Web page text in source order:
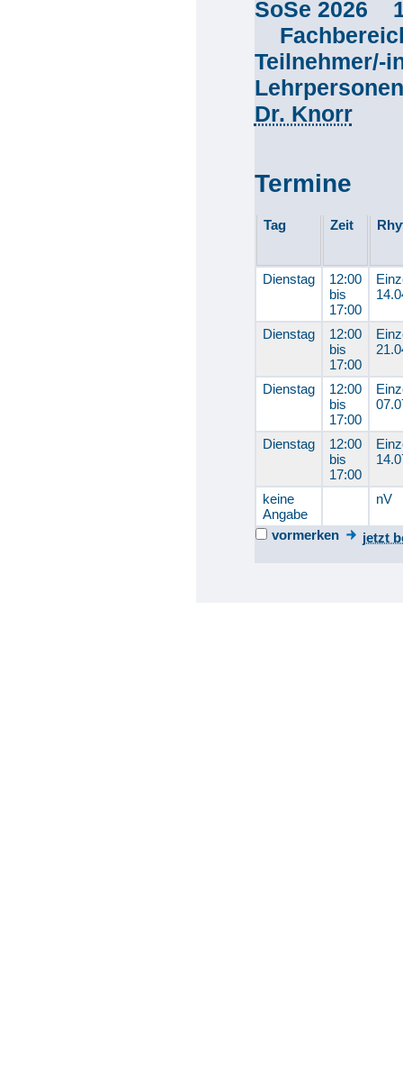
SoSe 2026
Dr. Knorr
Termine
Tag Zeit
Dienstag
12:00
bis
17:00
Dienstag
12:00
bis
17:00
Dienstag
12:00
bis
17:00
Dienstag
12:00
bis
17:00
keine
Angabe
nV
vormerken jetzt